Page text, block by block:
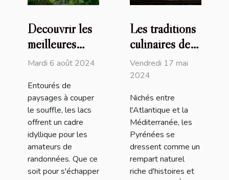
Découvrir les
meilleures
randonnées
Mardi 6 août 2024
Entourés de
paysages à couper
le souffle, les lacs
offrent un cadre
idyllique pour les
amateurs de
randonnées. Que ce
soit pour s'échapper
Les traditions
culinaires des
Pyrénées : un
héritage
préservé
Vendredi 17 mai
2024
Nichés entre
l'Atlantique et la
Méditerranée, les
Pyrénées se
dressent comme un
rempart naturel
riche d'histoires et